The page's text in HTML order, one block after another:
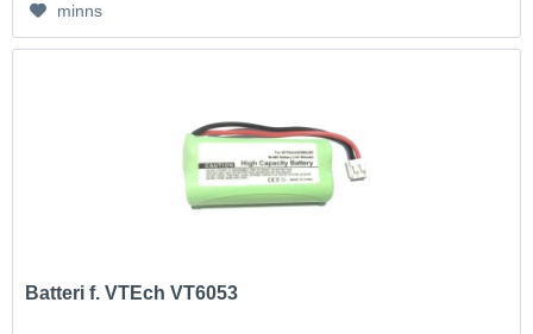
minns
Batteri f. VTEch VT6053